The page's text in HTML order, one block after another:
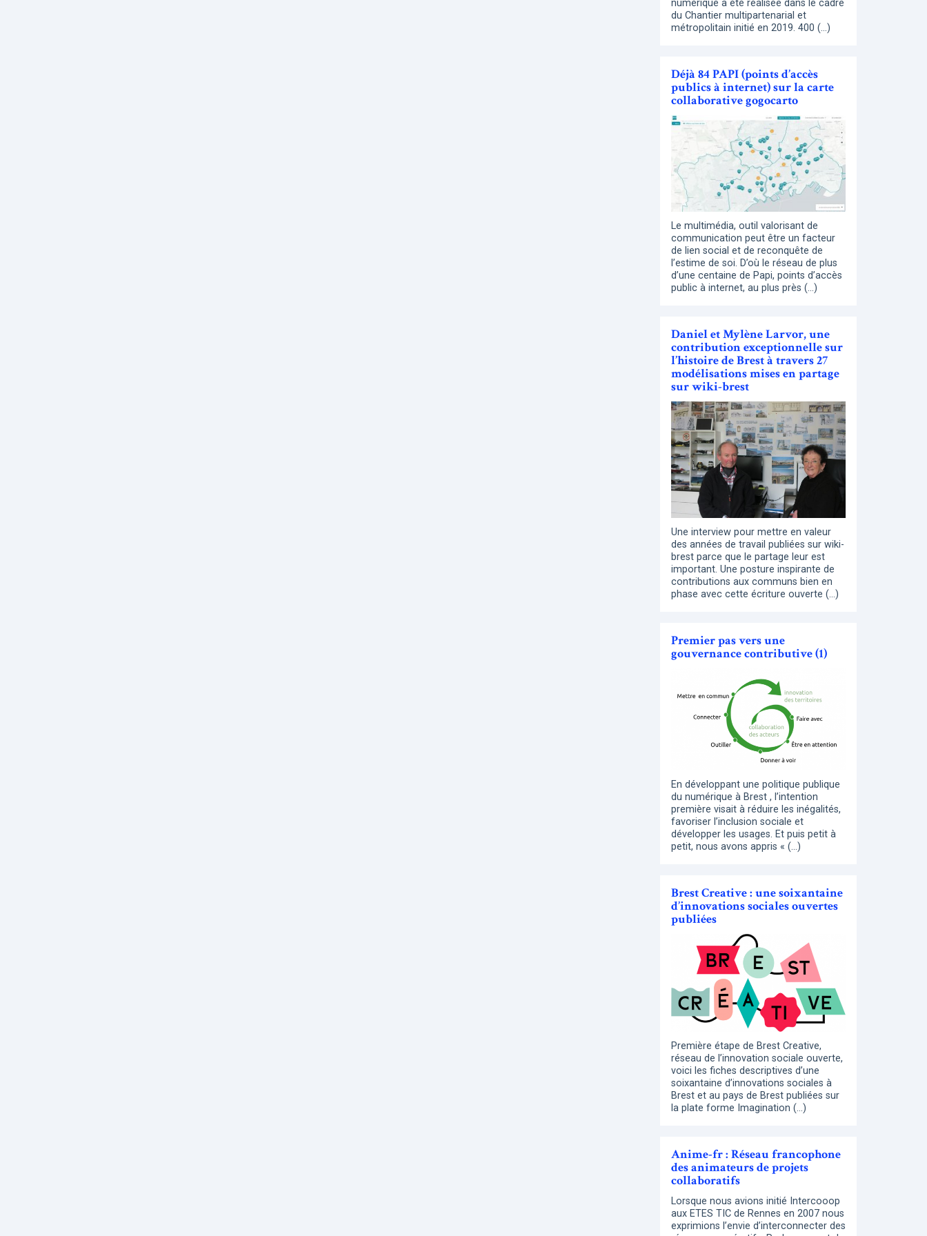
numérique a été réalisée dans le cadre
du Chantier multipartenarial et
métropolitain initié en 2019. 400 (…)
Déjà 84 PAPI (points d’accès
publics à internet) sur la carte
collaborative gogocarto
Le multimédia, outil valorisant de
communication peut être un facteur
de lien social et de reconquête de
l’estime de soi. D’où le réseau de plus
d’une centaine de Papi, points d’accès
public à internet, au plus près (…)
Daniel et Mylène Larvor, une
contribution exceptionnelle sur
l’histoire de Brest à travers 27
modélisations mises en partage
sur wiki-brest
Une interview pour mettre en valeur
des années de travail publiées sur wiki-
brest parce que le partage leur est
important. Une posture inspirante de
contributions aux communs bien en
phase avec cette écriture ouverte (…)
Premier pas vers une
gouvernance contributive (1)
En développant une politique publique
du numérique à Brest , l’intention
première visait à réduire les inégalités,
favoriser l’inclusion sociale et
développer les usages. Et puis petit à
petit, nous avons appris « (…)
Brest Creative : une soixantaine
d’innovations sociales ouvertes
publiées
Première étape de Brest Creative,
réseau de l’innovation sociale ouverte,
voici les fiches descriptives d’une
soixantaine d’innovations sociales à
Brest et au pays de Brest publiées sur
la plate forme Imagination (…)
Anime-fr : Réseau francophone
des animateurs de projets
collaboratifs
Lorsque nous avions initié Intercooop
aux ETES TIC de Rennes en 2007 nous
exprimions l’envie d’interconnecter des